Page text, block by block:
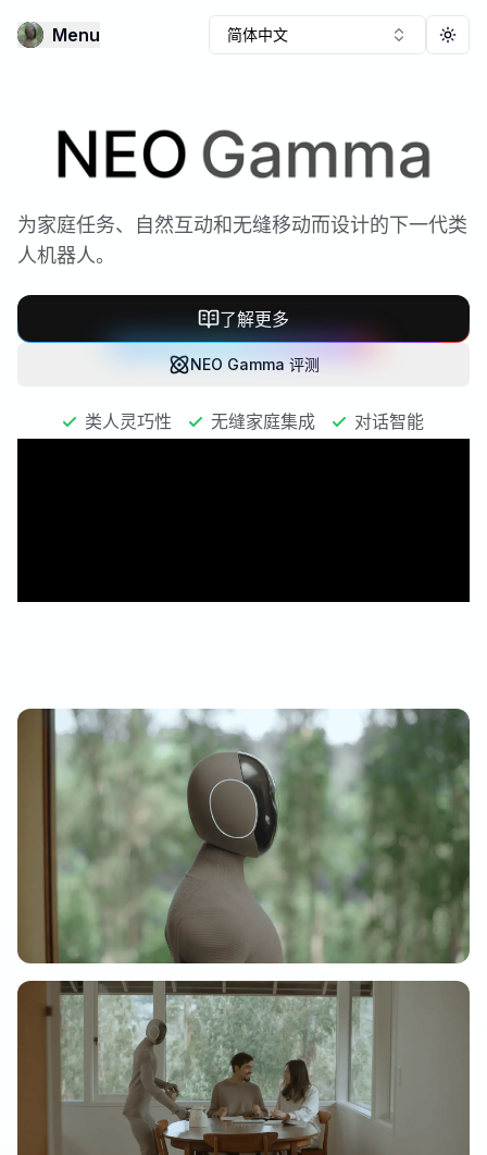
Menu 简体中文
NEO Gamma
为家庭任务、自然互动和无缝移动而设计的下一代类
人机器人。
了解更多
NEO Gamma 评测
类人灵巧性 无缝家庭集成 对话智能